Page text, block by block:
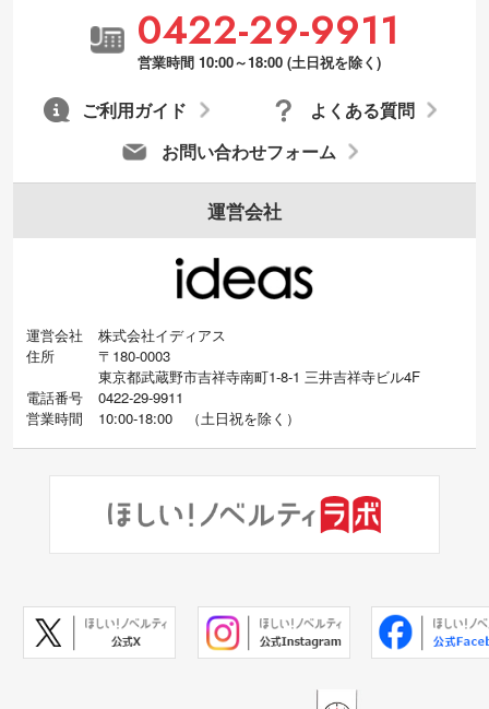
0422-29-9911
営業時間 10:00～18:00 (土日祝を除く)
お問い合わせフォーム
よくある質問
ご利用ガイド
運営会社
運営会社
株式会社イディアス
住所
〒180-0003
東京都武蔵野市吉祥寺南町1-8-1 三井吉祥寺ビル4F
電話番号
0422-29-9911
営業時間
10:00-18:00 （土日祝を除く）